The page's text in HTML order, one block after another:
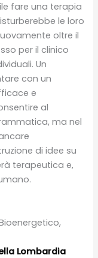
fare una terapia
le loro
oltre il
per il clinico
Un
con un
e
al
ma nel
di idee su
terapeutica e,
Lombardia